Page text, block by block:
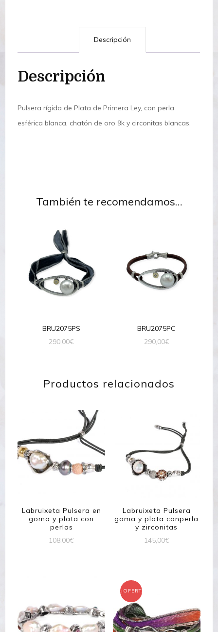
Descripción
Descripción
Pulsera rígida de Plata de Primera Ley, con perla
esférica blanca, chatón de oro 9k y circonitas blancas.
También te recomendamos…
BRU2075PS
290,00€
BRU2075PC
290,00€
Productos relacionados
Labruixeta Pulsera en
goma y plata con
perlas
108,00€
Labruixeta Pulsera
goma y plata conperla
y zirconitas
145,00€
¡OFERTA!